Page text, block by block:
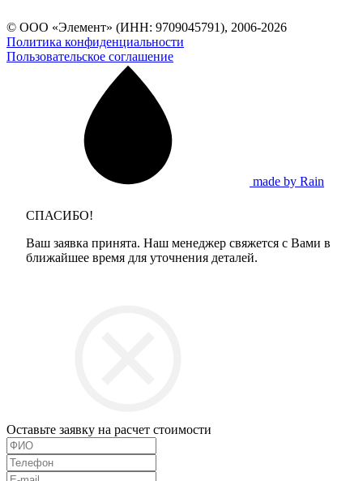
© ООО «Элемент» (ИНН: 9709045791), 2006-2026
Политика конфиденциальности
Пользовательское соглашение
made by Rain
СПАСИБО!
Ваш заявка принята. Наш менеджер свяжется с Вами в
ближайшее время для уточнения деталей.
Оставьте заявку на расчет стоимости